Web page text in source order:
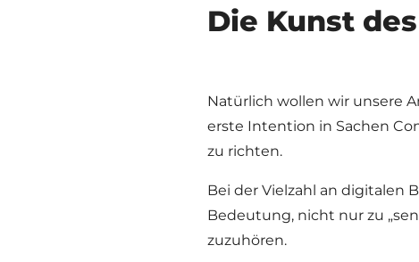
Die Kunst
Natürlich wollen wir unsere
erste Intention in Sachen
zu richten.
Bei der Vielzahl an digitalen
Bedeutung, nicht nur zu
zuzuhören.